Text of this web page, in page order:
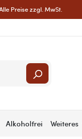
Preise zzgl. MwSt.
Alkoholfrei Weiteres